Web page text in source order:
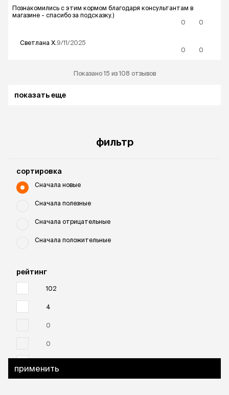
Познакомились с этим кормом благодаря консультантам в
магазине - спасибо за подсказку.)
0
0
Светлана Х. 9/11/2025
0
0
Показано 15 из 108 отзывов
показать еще
фильтр
cортировка
Сначала новые
Сначала полезные
Сначала отрицательные
Сначала положительные
рейтинг
102
4
0
0
применить